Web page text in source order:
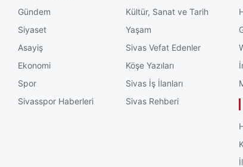
Gündem
Siyaset
Asayiş
Ekonomi
Spor
Sivasspor Haberleri
Kültür, Sanat ve Tarih
Yaşam
Sivas Vefat Edenler
Köşe Yazıları
Sivas İş İlanları
Sivas Rehberi